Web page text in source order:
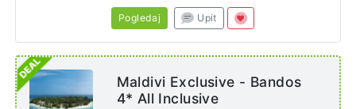
Pogledaj Upit
Maldivi Exclusive - Bandos
4* All Inclusive